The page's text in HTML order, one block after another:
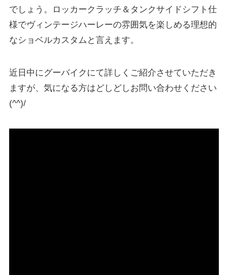
でしょう。ロッカークラッチ＆タンクサイドシフト仕
様でヴィンテージハーレーの雰囲気を楽しめる理想的
なショベルカスタムと言えます。
近日中にグーバイクにて詳しくご紹介させていただき
ますが、気になる方はどしどしお問い合わせください
(^^)/